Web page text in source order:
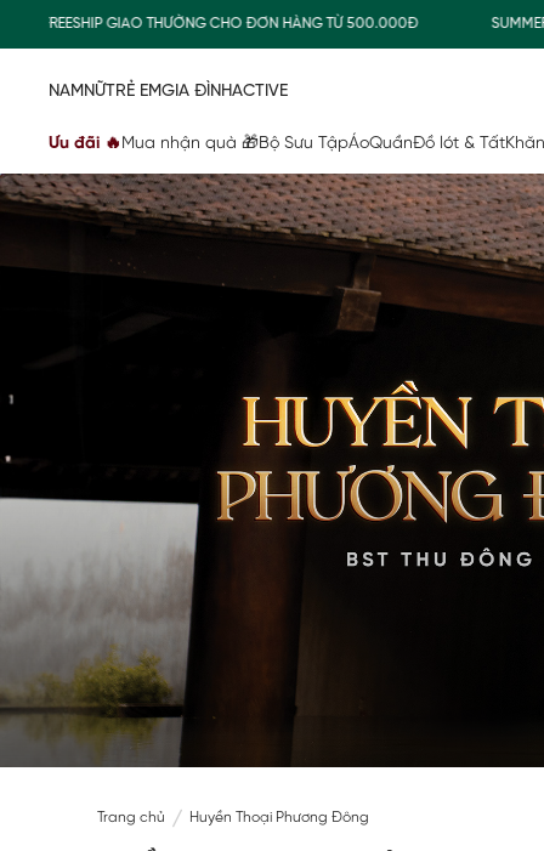
GIAO THƯỜNG CHO ĐƠN HÀNG TỪ 500.000Đ SUMMER
NAMNỮTRẺ EMGIA ĐÌNHACTIVE
Ưu đãi 🔥 Mua nhận quà 🎁Bộ Sưu TậpÁoQuầnĐồ lót & Tất
Trang chủ Huyền Thoại Phương Đông